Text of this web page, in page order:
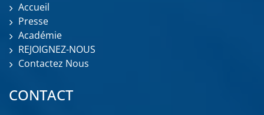
Accueil
Presse
Académie
REJOIGNEZ-NOUS
Contactez Nous
CONTACT